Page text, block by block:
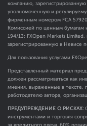
компанию,
уполномоченную и
фирменным номером FCA
Комиссией по ценным бумагам
194/13; FXOpen Markets
зарегистрированную в Невисе
Для пользования услугами
Представленный материал
должен рассматриваться как
мнения, выраженные в тексте,
работодателю автора,
ПРЕДУПРЕЖДЕНИЕ О РИСКАХ:
инструментами и торговля